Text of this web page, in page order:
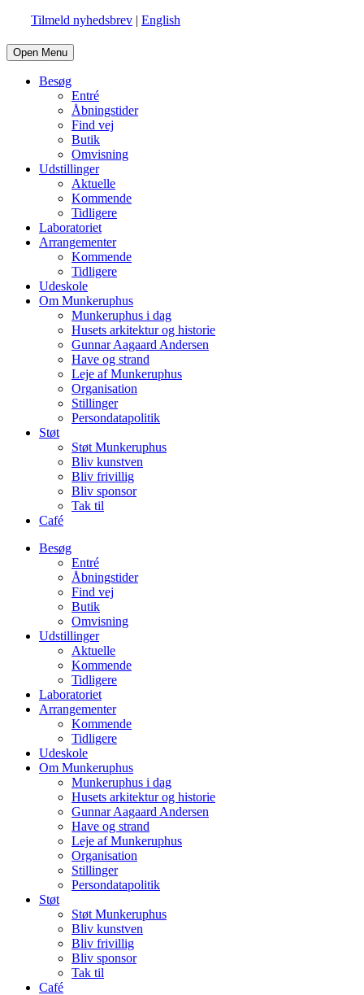
Tilmeld nyhedsbrev | English
Open Menu
Besøg
Entré
Åbningstider
Find vej
Butik
Omvisning
Udstillinger
Aktuelle
Kommende
Tidligere
Laboratoriet
Arrangementer
Kommende
Tidligere
Udeskole
Om Munkeruphus
Munkeruphus i dag
Husets arkitektur og historie
Gunnar Aagaard Andersen
Have og strand
Leje af Munkeruphus
Organisation
Stillinger
Persondatapolitik
Støt
Støt Munkeruphus
Bliv kunstven
Bliv frivillig
Bliv sponsor
Tak til
Café
Besøg
Entré
Åbningstider
Find vej
Butik
Omvisning
Udstillinger
Aktuelle
Kommende
Tidligere
Laboratoriet
Arrangementer
Kommende
Tidligere
Udeskole
Om Munkeruphus
Munkeruphus i dag
Husets arkitektur og historie
Gunnar Aagaard Andersen
Have og strand
Leje af Munkeruphus
Organisation
Stillinger
Persondatapolitik
Støt
Støt Munkeruphus
Bliv kunstven
Bliv frivillig
Bliv sponsor
Tak til
Café